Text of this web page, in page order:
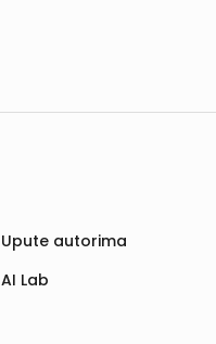
Upute autorima
AI Lab